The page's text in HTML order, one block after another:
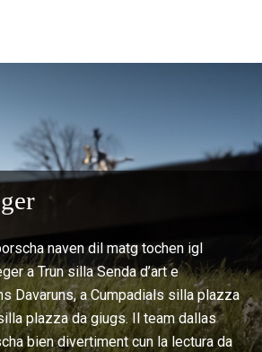
naven dil matg tochen igl
a Trun silla Senda d’art e
Davaruns, a Cumpadials silla plazza
plazza da giugs. Il team dallas
bien divertiment cun la lectura da